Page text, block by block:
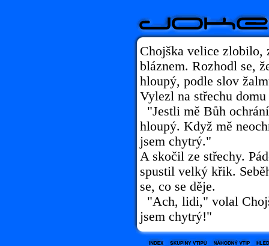
Chojška velice zlobilo,
bláznem. Rozhodl se,
hloupý, podle slov
Vylezl na střechu
"Jestli mě Bůh
hloupý. Když mě
jsem chytrý."
A skočil ze střechy.
spustil velký křik.
se, co se děje.
"Ach, lidi," volal
jsem chytrý!"